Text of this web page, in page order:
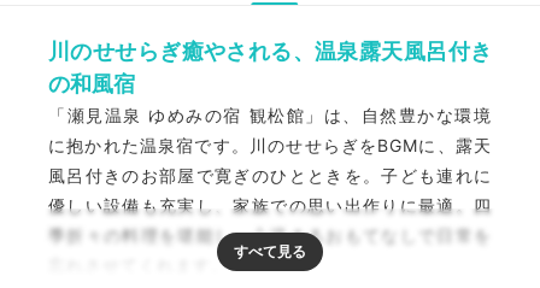
川のせせらぎ癒やされる、温泉露天風呂付き
の和風宿
「瀬見温泉 ゆめみの宿 観松館」は、自然豊かな環境
に抱かれた温泉宿です。川のせせらぎをBGMに、露天
風呂付きのお部屋で寛ぎのひとときを。子ども連れに
優しい設備も充実し、家族での思い出作りに最適。四
季折々の料理を堪能し、心温まるおもてなしで日常を
忘れさせてくれます。